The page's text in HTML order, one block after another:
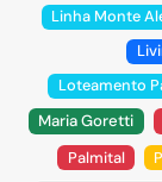
Linha Monte
Loteamento
Maria Goretti
Palmital